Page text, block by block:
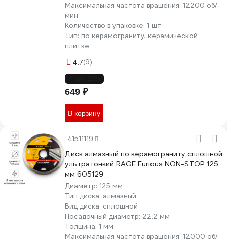
Максимальная частота вращения: 12200 об/
мин
Количество в упаковке: 1 шт
Тип: по керамограниту, керамической
плитке
4.7(9)
649 ₽
В корзину
41511119
Диск алмазный по керамограниту сплошной
ультратонкий RAGE Furious NON-STOP 125
мм 605129
Диаметр: 125 мм
Тип диска: алмазный
Вид диска: сплошной
Посадочный диаметр: 22.2 мм
Толщина: 1 мм
Максимальная частота вращения: 12000 об/